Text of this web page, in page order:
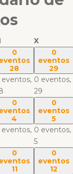
X
0
28
eventos,
0
eventos
29
0 eventos,
29
0
4
eventos,
0
eventos
5
0 eventos,
5
0
11
0
eventos
12